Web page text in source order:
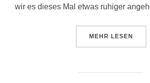
wir es dieses Mal etwas ruhiger
MEHR ÜBER
LESEN